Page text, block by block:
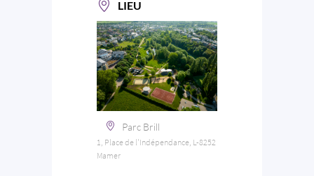
LIEU
Parc Brill
1, Place de l'Indépendance, L-8252
Mamer